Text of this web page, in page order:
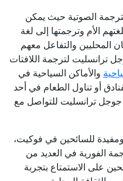
الصوتية حيث يمكن
الأم وترجمتها إلى لغة
المحليين والتفاعل معهم
ترانسليت لترجمة اللافتات
والأماكن السياحية في
أو تناول الطعام في أحد
ترانسليت للتواصل مع
للسائحين في فوكيت،
الفورية في العديد من
على الاستمتاع بتجربة